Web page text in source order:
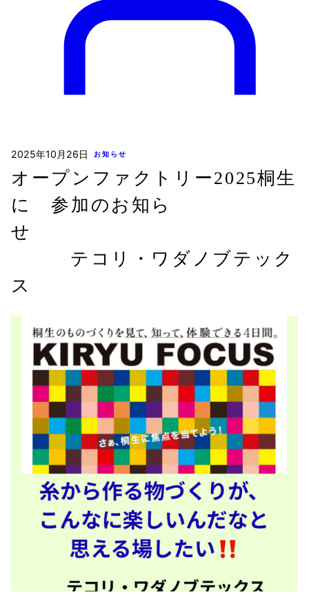
2025年10月26日 お知らせ
オープンファクトリー2025桐生
に 参加のお知ら
せ
テコリ・ワダノブテック
ス